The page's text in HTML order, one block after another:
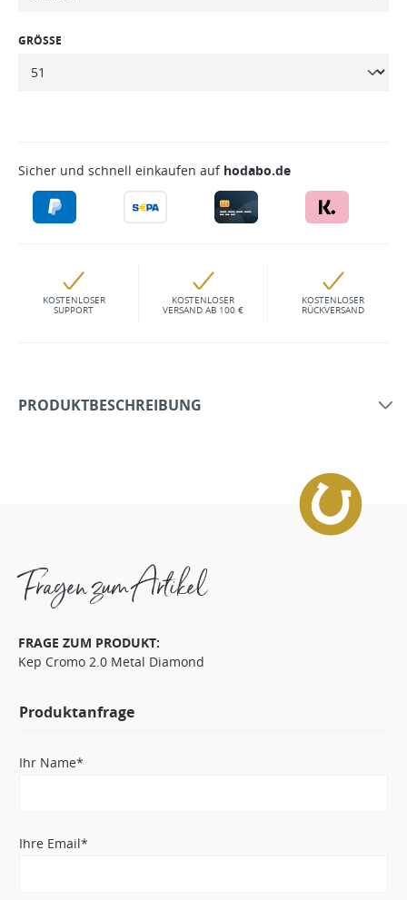
GRÖSSE
Sicher und schnell einkaufen auf hodabo.de
KOSTENLOSER
SUPPORT
KOSTENLOSER
VERSAND AB 100 €
KOSTENLOSER
RÜCKVERSAND
PRODUKTBESCHREIBUNG
Fragen zum Artikel
FRAGE ZUM PRODUKT:
Kep Cromo 2.0 Metal Diamond
Produktanfrage
Ihr Name*
Ihre Email*